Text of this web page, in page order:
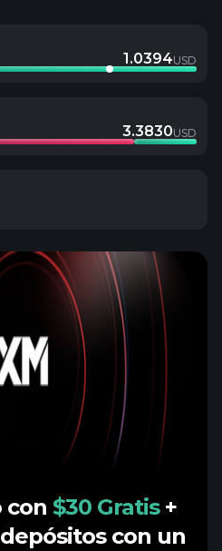
1.0394USD
3.3830USD
con $30 Gratis +
con un